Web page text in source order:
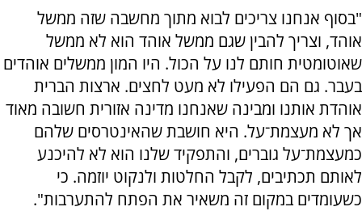
"בסוף אנחנו צריכים לבוא מתוך מחשבה שזה ממשל
אוהד, וצריך להבין שגם ממשל אוהד הוא לא ממשל
שאוטומטית חותם לנו על הכול. היו המון ממשלים אוהדים
בעבר. גם הם הפעילו לא מעט לחצים. ארצות הברית
אוהדת אותנו ומבינה שאנחנו מדינה אזורית חשובה מאוד
אך לא מעצמת־על. היא חושבת שהאינטרסים שלהם
כמעצמת־על גוברים, והתפקיד שלנו הוא לא להיכנע
לאותם תכתיבים, לקבל החלטות ולנקוט יוזמה. כי
כשעומדים במקום זה משאיר את הפתח להתערבות".